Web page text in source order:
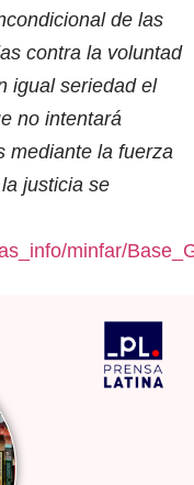
de las
contra la voluntad
igual seriedad el
no intentará
mediante la fuerza
justicia se
minfar/